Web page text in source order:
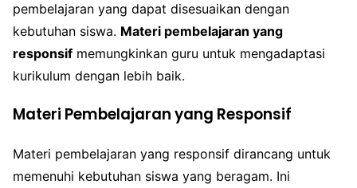
pembelajaran yang dapat disesuaikan dengan
kebutuhan siswa. Materi pembelajaran yang
responsif memungkinkan guru untuk mengadaptasi
kurikulum dengan lebih baik.
Materi Pembelajaran yang Responsif
Materi pembelajaran yang responsif dirancang untuk
memenuhi kebutuhan siswa yang beragam. Ini